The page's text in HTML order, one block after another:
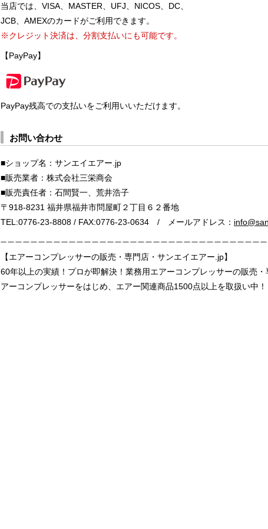
当店では、VISA、MASTER、UFJ、NICOS、DC、
JCB、AMEXのカードがご利用できます。
※クレジット決済は、分割支払いにも可能です。
【PayPay】
PayPay残高での支払いをご利用いいただけます。
お問い合わせ
■ショップ名：サンエイエアー.jp
■販売業者：株式会社三栄商会
■販売責任者：石間賢一、荒井浩子
〒918-8231 福井県福井市問屋町２丁目６２番地
TEL:0776-23-8808 / FAX:0776-23-0634 / メールアドレス：
【エアーコンプレッサーの販売・専門店・サンエイエアー.jp】
60年以上の実績！プロが即解決！業務用エアーコンプレッサーの販売
アーコンプレッサーをはじめ、エアー関連商品1500点以上を取扱い中！